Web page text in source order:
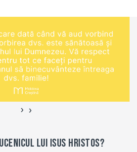
‹ ›
lui Isus Hristos?